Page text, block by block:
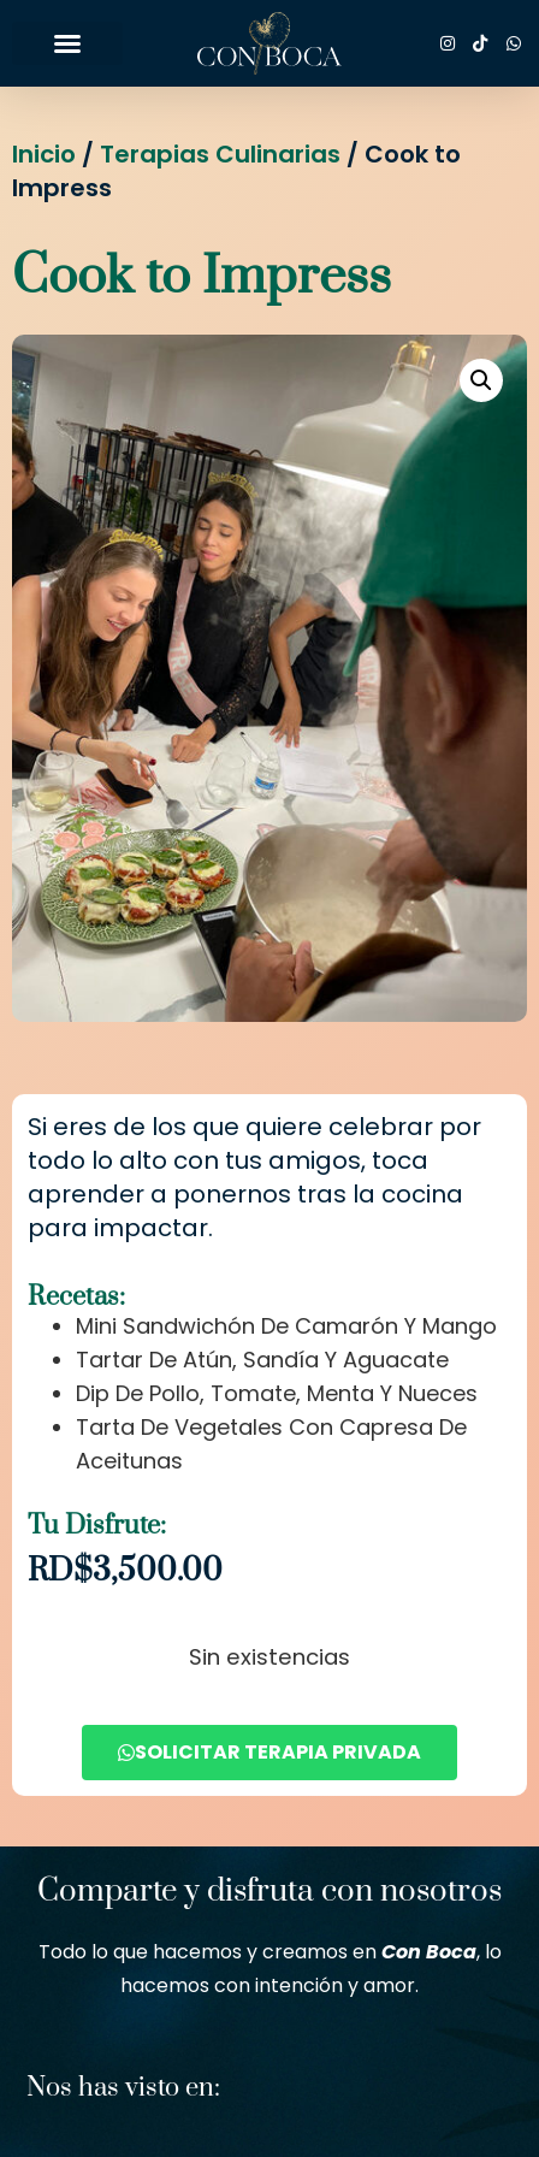
Inicio / Terapias Culinarias / Cook to
Impress
Cook to Impress
Si eres de los que quiere celebrar por
todo lo alto con tus amigos, toca
aprender a ponernos tras la cocina
para impactar.
Recetas:
Mini Sandwichón De Camarón Y Mango
Tartar De Atún, Sandía Y Aguacate
Dip De Pollo, Tomate, Menta Y Nueces
Tarta De Vegetales Con Capresa De
Aceitunas
Tu Disfrute:
RD$3,500.00
Sin existencias
SOLICITAR TERAPIA PRIVADA
Comparte y disfruta con nosotros
Todo lo que hacemos y creamos enCon Boca, lo
hacemos con intención y amor.
Nos has visto en: